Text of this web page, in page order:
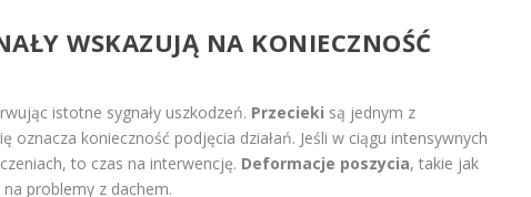
WSKAZUJĄ NA KONIECZNOŚĆ
istotne sygnały uszkodzeń. Przecieki są jednym z
oznacza konieczność podjęcia działań. Jeśli w ciągu intensywnych
to czas na interwencję. Deformacje poszycia, takie jak
problemy z dachem.